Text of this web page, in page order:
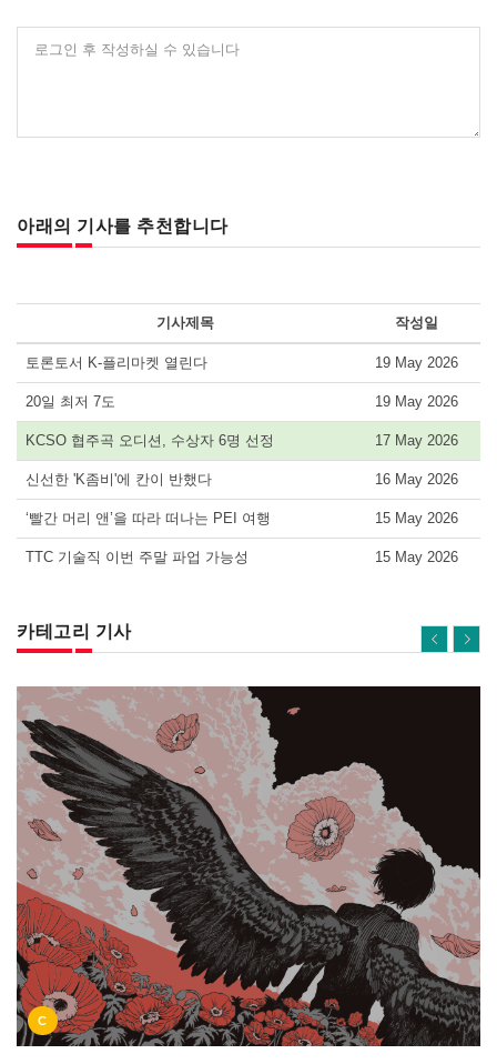
로그인 후 작성하실 수 있습니다
아래의 기사를 추천합니다
기사제목 작성일
토론토서 K-플리마켓 열린다 19 May 2026
20일 최저 7도 19 May 2026
KCSO 협주곡 오디션, 수상자 6명 선정 17 May 2026
신선한 'K좀비'에 칸이 반했다 16 May 2026
‘빨간 머리 앤’을 따라 떠나는 PEI 여행 15 May 2026
TTC 기술직 이번 주말 파업 가능성 15 May 2026
카테고리 기사
C